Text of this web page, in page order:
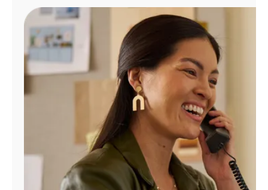
Administrar
cuenta
Encuentra
tienda